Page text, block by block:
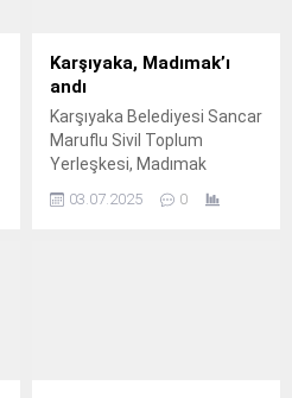
Karşıyaka, Madımak’ı
andı
Karşıyaka Belediyesi Sancar
Maruflu Sivil Toplum
Yerleşkesi, Madımak
kaybeden aydınları,
03.07.2025 0